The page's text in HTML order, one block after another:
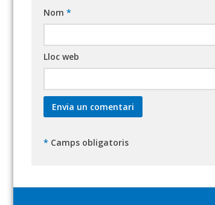
Nom *
Lloc web
* Camps obligatoris